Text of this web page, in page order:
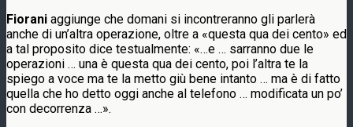
Fiorani aggiunge che domani si incontreranno gli parlerà
anche di un’altra operazione, oltre a «questa qua dei cento» ed
a tal proposito dice testualmente: «…e … sarranno due le
operazioni … una è questa qua dei cento, poi l’altra te la
spiego a voce ma te la metto giù bene intanto … ma è di fatto
quella che ho detto oggi anche al telefono … modificata un po’
con decorrenza …».